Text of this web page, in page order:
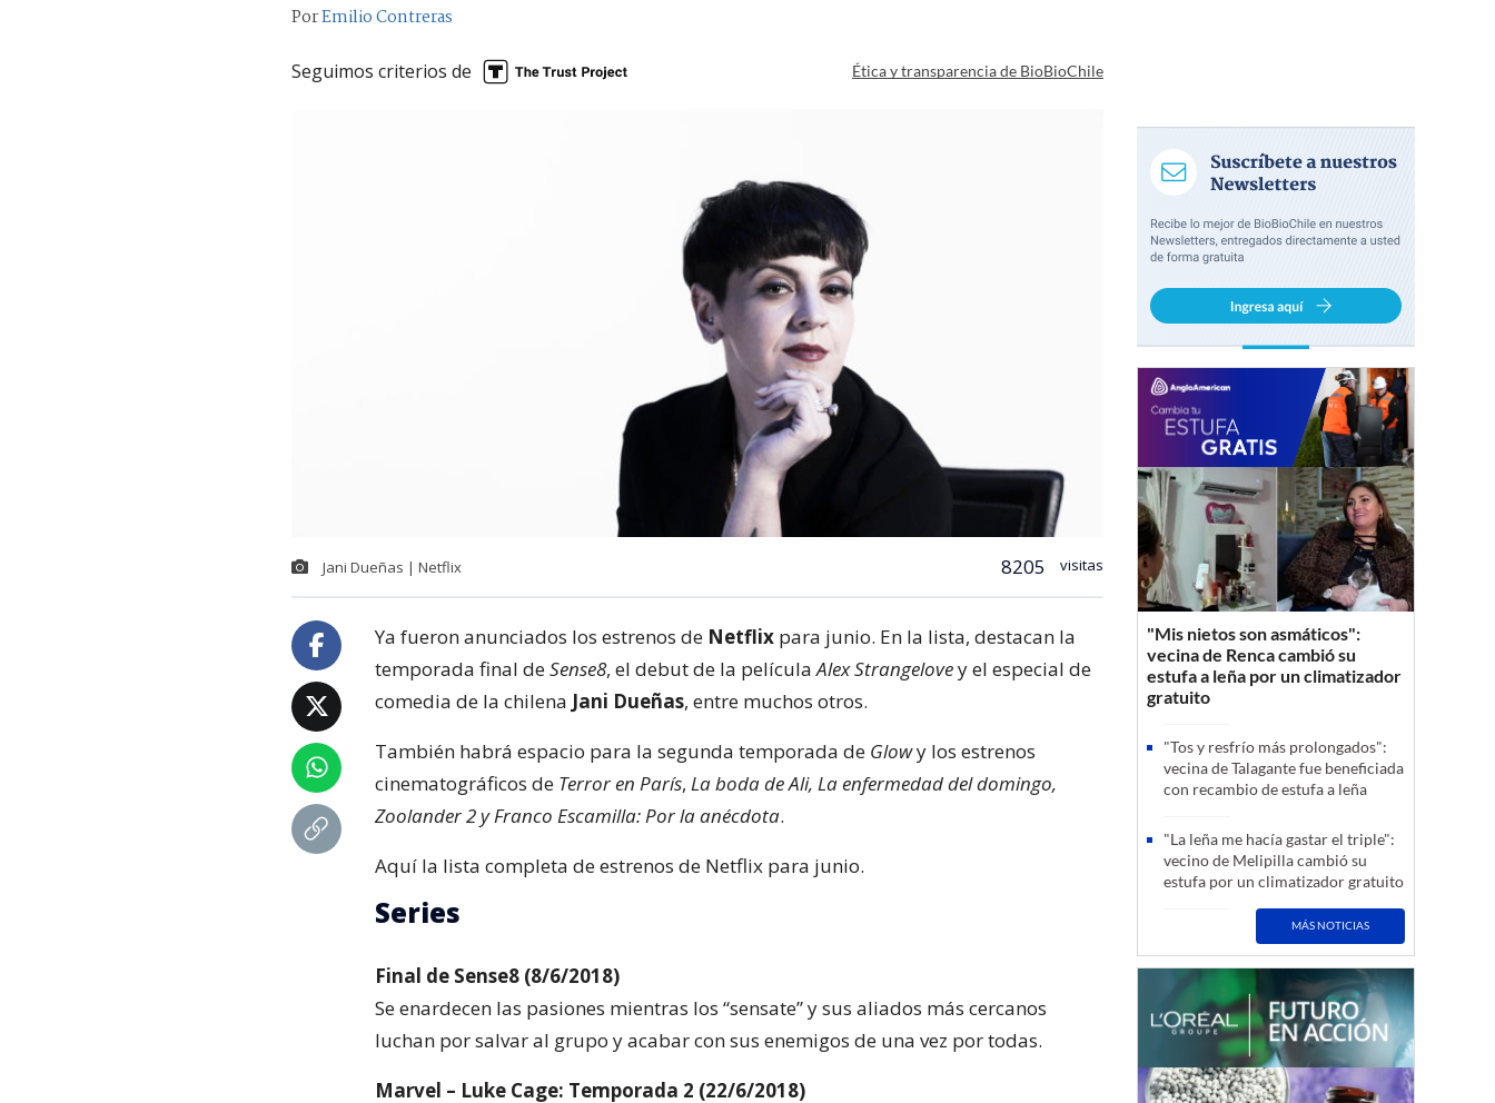
PorEmilio Contreras
Seguimos criterios de Ética y transparencia de BioBioChile
Jani Dueñas | Netflix 8205 visitas
Ya fueron anunciados los estrenos de Netflix para junio. En la lista, destacan la
temporada final deSense8, el debut de la películaAlex Strangelovey el especial de
comedia de la chilena Jani Dueñas, entre muchos otros.
También habrá espacio para la segunda temporada de Glowy los estrenos
cinematográficos de Terror en París, La boda de Ali, La enfermedad del domingo,
Zoolander 2 y Franco Escamilla: Por la anécdota.
Aquí la lista completa de estrenos de Netflix para junio.
Series
Final de Sense8 (8/6/2018)
Se enardecen las pasiones mientras los “sensate” y sus aliados más cercanos
luchan por salvar al grupo y acabar con sus enemigos de una vez por todas.
Marvel – Luke Cage: Temporada 2 (22/6/2018)
"Mis nietos son asmáticos":
vecina de Renca cambió su
estufa a leña por un climatizador
gratuito
"Tos y resfrío más prolongados":
vecina de Talagante fue beneficiada
con recambio de estufa a leña
"La leña me hacía gastar el triple":
vecino de Melipilla cambió su
estufa por un climatizador gratuito
MÁS NOTICIAS